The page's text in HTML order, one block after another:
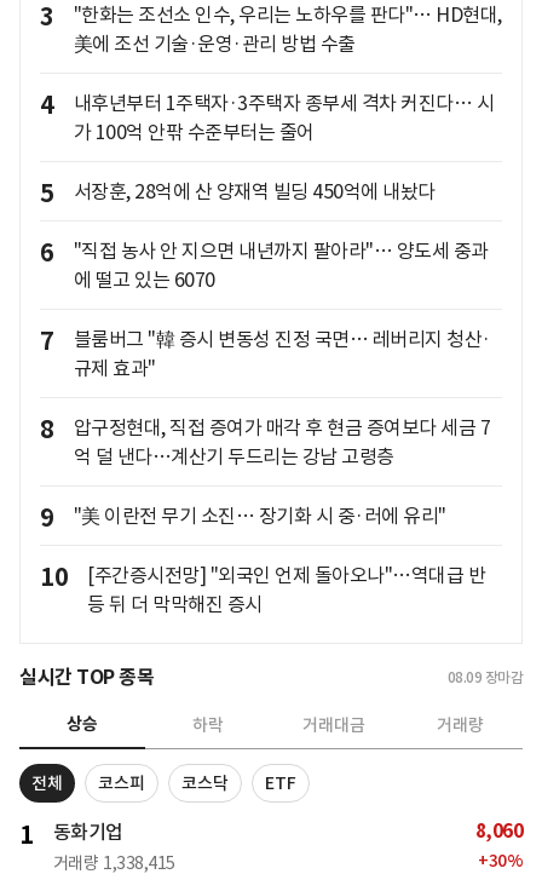
3
"한화는 조선소 인수, 우리는 노하우를 판다"… HD현대,
美에 조선 기술·운영·관리 방법 수출
4
내후년부터 1주택자·3주택자 종부세 격차 커진다… 시
가 100억 안팎 수준부터는 줄어
5 서장훈, 28억에 산 양재역 빌딩 450억에 내놨다
6
"직접 농사 안 지으면 내년까지 팔아라"… 양도세 중과
에 떨고 있는 6070
7
블룸버그 "韓 증시 변동성 진정 국면… 레버리지 청산·
규제 효과"
8
압구정현대, 직접 증여가 매각 후 현금 증여보다 세금 7
억 덜 낸다…계산기 두드리는 강남 고령층
9 "美 이란전 무기 소진… 장기화 시 중·러에 유리"
10
[주간증시전망] "외국인 언제 돌아오나"…역대급 반
등 뒤 더 막막해진 증시
실시간 TOP 종목 08.09 장마감
상승 하락 거래대금 거래량
전체 코스피 코스닥 ETF
1 동화기업
거래량 1,338,415
8,060
+30%